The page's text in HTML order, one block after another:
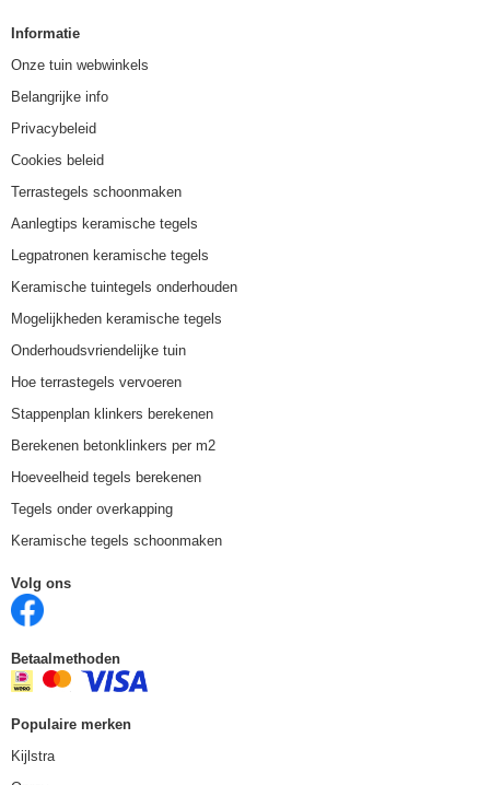
Informatie
Onze tuin webwinkels
Belangrijke info
Privacybeleid
Cookies beleid
Terrastegels schoonmaken
Aanlegtips keramische tegels
Legpatronen keramische tegels
Keramische tuintegels onderhouden
Mogelijkheden keramische tegels
Onderhoudsvriendelijke tuin
Hoe terrastegels vervoeren
Stappenplan klinkers berekenen
Berekenen betonklinkers per m2
Hoeveelheid tegels berekenen
Tegels onder overkapping
Keramische tegels schoonmaken
Volg ons
Betaalmethoden
Populaire merken
Kijlstra